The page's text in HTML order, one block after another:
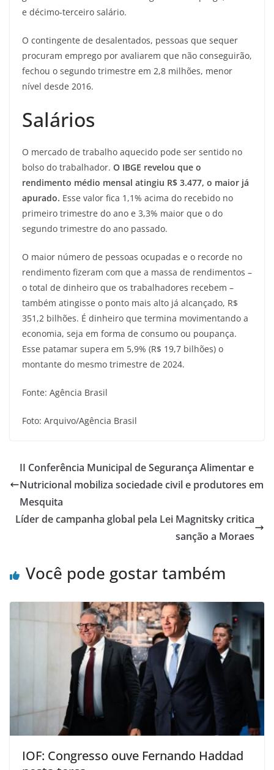
e décimo-terceiro salário.
O contingente de desalentados, pessoas que sequer
procuram emprego por avaliarem que não conseguirão,
fechou o segundo trimestre em 2,8 milhões, menor
nível desde 2016.
Salários
O mercado de trabalho aquecido pode ser sentido no
bolso do trabalhador. O IBGE revelou que o
rendimento médio mensal atingiu R$ 3.477, o maior já
apurado. Esse valor fica 1,1% acima do recebido no
primeiro trimestre do ano e 3,3% maior que o do
segundo trimestre do ano passado.
O maior número de pessoas ocupadas e o recorde no
rendimento fizeram com que a massa de rendimentos –
o total de dinheiro que os trabalhadores recebem –
também atingisse o ponto mais alto já alcançado, R$
351,2 bilhões. É dinheiro que termina movimentando a
economia, seja em forma de consumo ou poupança.
Esse patamar supera em 5,9% (R$ 19,7 bilhões) o
montante do mesmo trimestre de 2024.
Fonte: Agência Brasil
Foto: Arquivo/Agência Brasil
II Conferência Municipal de Segurança Alimentar e
Nutricional mobiliza sociedade civil e produtores em
Mesquita
Líder de campanha global pela Lei Magnitsky critica
sanção a Moraes
Você pode gostar também
IOF: Congresso ouve Fernando Haddad